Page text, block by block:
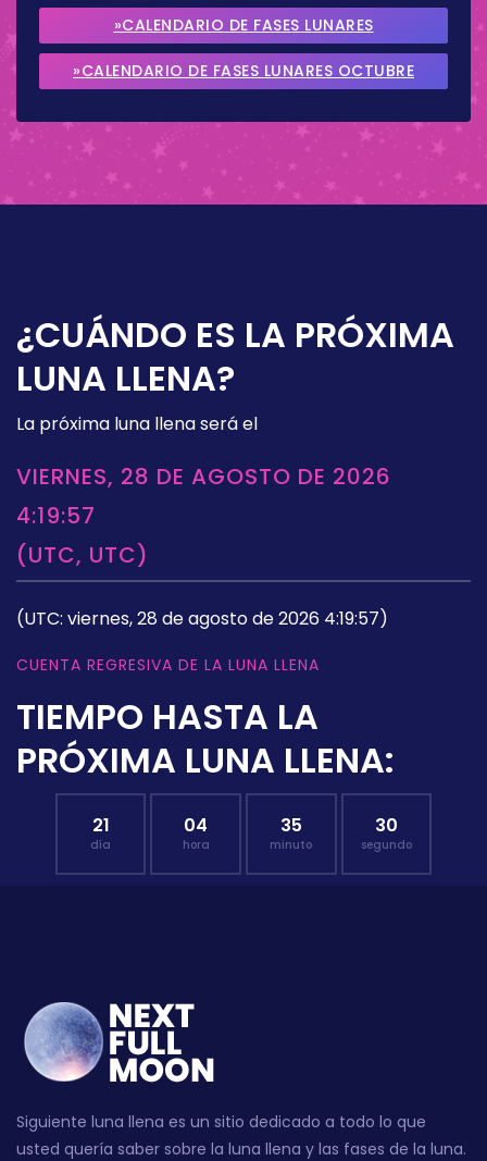
2026
»CALENDARIO DE FASES LUNARES
SEPTIEMBRE 2026
»CALENDARIO DE FASES LUNARES OCTUBRE
¿CUÁNDO ES LA PRÓXIMA
LUNA LLENA?
La próxima luna llena será el
VIERNES, 28 DE AGOSTO DE 2026
4:19:57
(UTC, UTC)
(UTC: viernes, 28 de agosto de 2026 4:19:57)
CUENTA REGRESIVA DE LA LUNA LLENA
TIEMPO HASTA LA
PRÓXIMA LUNA LLENA:
21
día
04
hora
35
minuto
29
segundo
Siguiente luna llena es un sitio dedicado a todo lo que
usted quería saber sobre la luna llena y las fases de la luna.